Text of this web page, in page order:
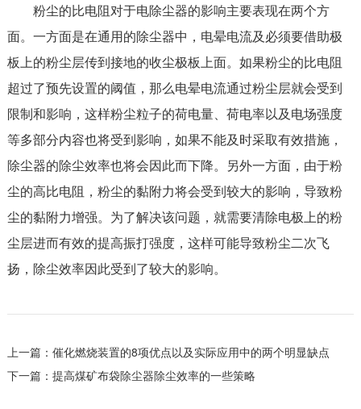
粉尘的比电阻对于电除尘器的影响主要表现在两个方
面。一方面是在通用的除尘器中，电晕电流及必须要借助极
板上的粉尘层传到接地的收尘极板上面。如果粉尘的比电阻
超过了预先设置的阈值，那么电晕电流通过粉尘层就会受到
限制和影响，这样粉尘粒子的荷电量、荷电率以及电场强度
等多部分内容也将受到影响，如果不能及时采取有效措施，
除尘器的除尘效率也将会因此而下降。另外一方面，由于粉
尘的高比电阻，粉尘的黏附力将会受到较大的影响，导致粉
尘的黏附力增强。为了解决该问题，就需要清除电极上的粉
尘层进而有效的提高振打强度，这样可能导致粉尘二次飞
扬，除尘效率因此受到了较大的影响。
上一篇： 催化燃烧装置的8项优点以及实际应用中的两个明显缺点
下一篇： 提高煤矿布袋除尘器除尘效率的一些策略